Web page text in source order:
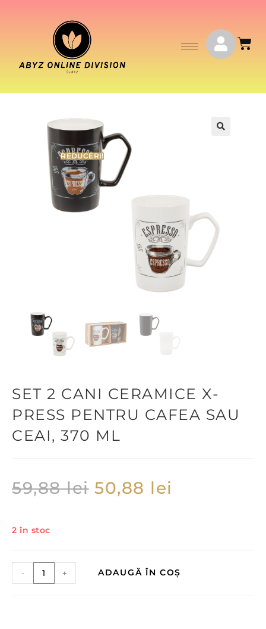
REDUCERI!
SET 2 CANI CERAMICE X-
PRESS PENTRU CAFEA SAU
CEAI, 370 ML
59,88lei 50,88 lei
2 în stoc
- + ADAUGĂ ÎN COȘ